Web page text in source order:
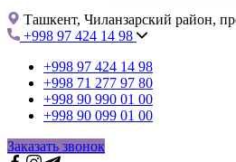
Ташкент, Чиланзарский район,
+998 97 424 14 98
+998 97 424 14 98
+998 71 277 97 80
+998 90 990 01 00
+998 90 099 01 00
Заказать звонок